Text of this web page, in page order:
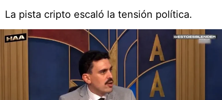
La pista cripto escaló la tensión política.